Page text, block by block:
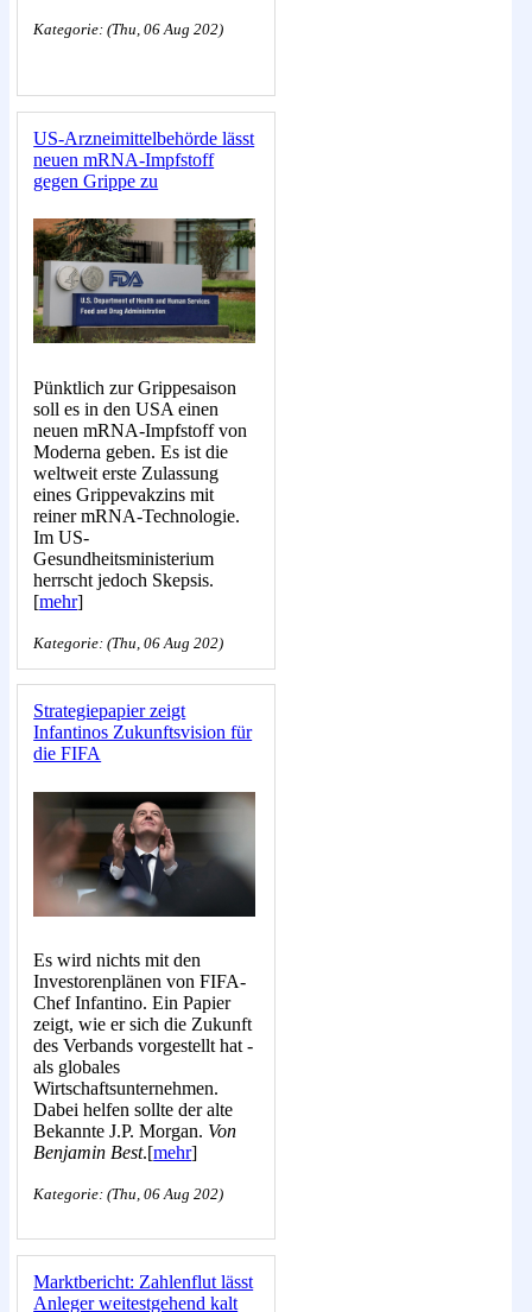
Kategorie: (Thu, 06 Aug 202)
US-Arzneimittelbehörde lässt
neuen mRNA-Impfstoff
gegen Grippe zu
Pünktlich zur Grippesaison
soll es in den USA einen
neuen mRNA-Impfstoff von
Moderna geben. Es ist die
weltweit erste Zulassung
eines Grippevakzins mit
reiner mRNA-Technologie.
Im US-
Gesundheitsministerium
herrscht jedoch Skepsis.
[mehr]
Kategorie: (Thu, 06 Aug 202)
Strategiepapier zeigt
Infantinos Zukunftsvision für
die FIFA
Es wird nichts mit den
Investorenplänen von FIFA-
Chef Infantino. Ein Papier
zeigt, wie er sich die Zukunft
des Verbands vorgestellt hat -
als globales
Wirtschaftsunternehmen.
Dabei helfen sollte der alte
Bekannte J.P. Morgan. Von
Benjamin Best.[mehr]
Kategorie: (Thu, 06 Aug 202)
Marktbericht: Zahlenflut lässt
Anleger weitestgehend kalt